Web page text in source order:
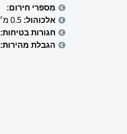
מספרי חירום:
אלכוהול: 0.5 מ״ג אלכוהול עבור מ״מ דם
חגורות בטיחות:
הגבלת מהירות: